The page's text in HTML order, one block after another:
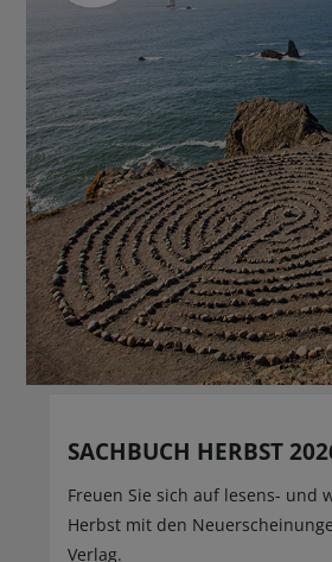
SACHBUCH HERBST
Freuen Sie sich auf lesens- und
Herbst mit den
Verlag.